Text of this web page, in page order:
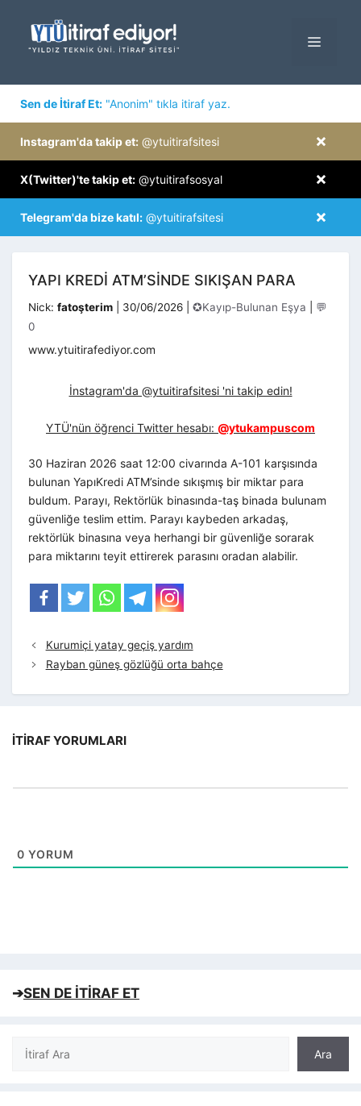
MENÜ
Sen de İtiraf Et: "Anonim" tıkla itiraf yaz.
×
Instagram'da takip et: @ytuitirafsitesi
×
X(Twitter)'te takip et: @ytuitirafsosyal
×
Telegram'da bize katıl: @ytuitirafsitesi
YAPI KREDİ ATM’SİNDE SIKIŞAN PARA
Nick: fatoşterim 30/06/2026 Kategoriler
✪Kayıp-Bulunan Eşya
💬
0
www.ytuitirafediyor.com
İnstagram'da @ytuitirafsitesi 'ni takip edin!
YTÜ'nün öğrenci Twitter hesabı: @ytukampuscom
30 Haziran 2026 saat 12:00 civarında A-101 karşısında
bulunan YapıKredi ATM’sinde sıkışmış bir miktar para
buldum. Parayı, Rektörlük binasında-taş binada bulunam
güvenliğe teslim ettim. Parayı kaybeden arkadaş,
rektörlük binasına veya herhangi bir güvenliğe sorarak
para miktarını teyit ettirerek parasını oradan alabilir.
Kurumiçi yatay geçiş yardım
Rayban güneş gözlüğü orta bahçe
İTIRAF YORUMLARI
0 YORUM
➔SEN DE İTİRAF ET
Ara
Ara